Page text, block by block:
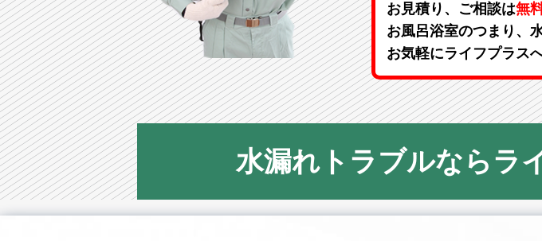
お見積り、ご相談は無
お風呂浴室のつまり、
お気軽にライフプラス
水漏れトラブルならラ